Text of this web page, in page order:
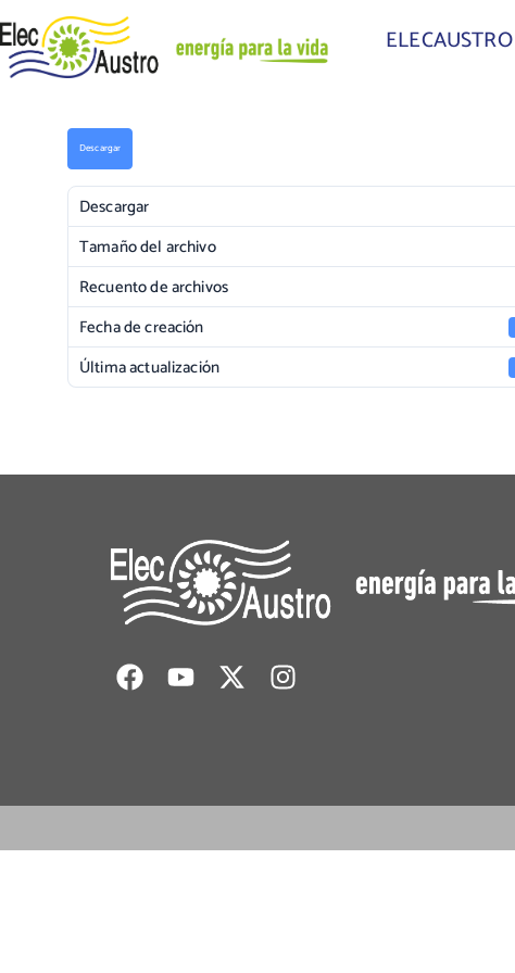
ELECAUSTRO
Descargar
Descargar
Tamaño del archivo
Recuento de archivos
Fecha de creación
Última actualización